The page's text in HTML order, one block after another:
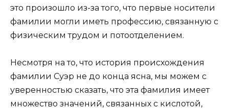
это произошло из-за того, что первые носители
фамилии могли иметь профессию, связанную с
физическим трудом и потоотделением.
Несмотря на то, что история происхождения
фамилии Суэр не до конца ясна, мы можем с
уверенностью сказать, что эта фамилия имеет
множество значений, связанных с кислотой,